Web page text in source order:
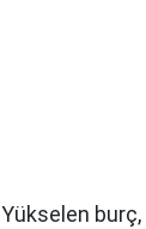
Yükselen burç,